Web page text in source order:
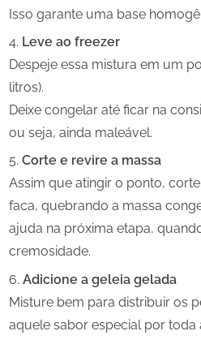
Isso garante uma base
Leve ao freezer
Despeje essa mistura em um
litros).
Deixe congelar até ficar na
ou seja, ainda maleável.
Corte e revire a massa
Assim que atingir o ponto,
faca, quebrando a massa
ajuda na próxima etapa,
cremosidade.
Adicione a geleia gelada
Misture bem para distribuir os
aquele sabor especial por toda